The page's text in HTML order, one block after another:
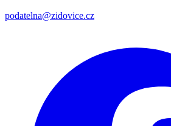
podatelna@zidovice.cz